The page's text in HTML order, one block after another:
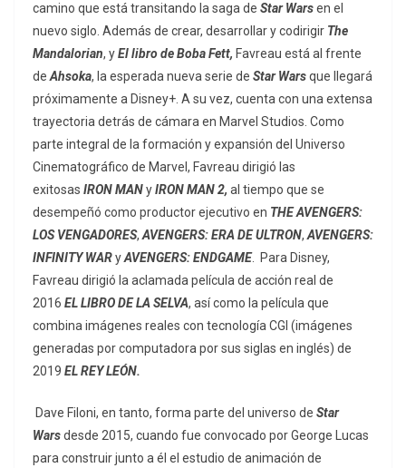
camino que está transitando la saga de Star Warsen el
nuevo siglo. Además de crear, desarrollar y codirigir The
Mandalorian, yEl libro de Boba Fett, Favreau está al frente
de Ahsoka, la esperada nueva serie de Star Warsque llegará
próximamente a Disney+. A su vez, cuenta con una extensa
trayectoria detrás de cámara en Marvel Studios. Como
parte integral de la formación y expansión del Universo
Cinematográfico de Marvel, Favreau dirigió las
exitosas IRON MANyIRON MAN 2, al tiempo que se
desempeñó como productor ejecutivo en THE AVENGERS:
LOS VENGADORES, AVENGERS: ERA DE ULTRON, AVENGERS:
INFINITY WARyAVENGERS: ENDGAME. Para Disney,
Favreau dirigió la aclamada película de acción real de
2016 EL LIBRO DE LA SELVA, así como la película que
combina imágenes reales con tecnología CGI (imágenes
generadas por computadora por sus siglas en inglés) de
2019 EL REY LEÓN.
Dave Filoni, en tanto, forma parte del universo de Star
Warsdesde 2015, cuando fue convocado por George Lucas
para construir junto a él el estudio de animación de